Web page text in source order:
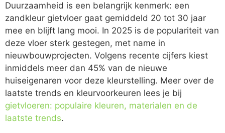
Duurzaamheid is een belangrijk kenmerk: een
zandkleur gietvloer gaat gemiddeld 20 tot 30 jaar
mee en blijft lang mooi. In 2025 is de populariteit van
deze vloer sterk gestegen, met name in
nieuwbouwprojecten. Volgens recente cijfers kiest
inmiddels meer dan 45% van de nieuwe
huiseigenaren voor deze kleurstelling. Meer over de
laatste trends en kleurvoorkeuren lees je bij
gietvloeren: populaire kleuren, materialen en de
laatste trends.